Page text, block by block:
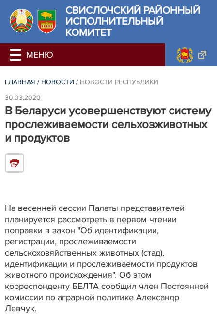
СВИСЛОЧСКИЙ РАЙОННЫЙ
ИСПОЛНИТЕЛЬНЫЙ
КОМИТЕТ
ГЛАВНАЯ / НОВОСТИ / НОВОСТИ РЕСПУБЛИКИ
30.03.2020
В Беларуси усовершенствуют систему
прослеживаемости сельхозживотных
и продуктов
На весенней сессии Палаты представителей
планируется рассмотреть в первом чтении
поправки в закон "Об идентификации,
регистрации, прослеживаемости
сельскохозяйственных животных (стад),
идентификации и прослеживаемости продуктов
животного происхождения". Об этом
корреспонденту БЕЛТА сообщил член Постоянной
комиссии по аграрной политике Александр
Левчук.